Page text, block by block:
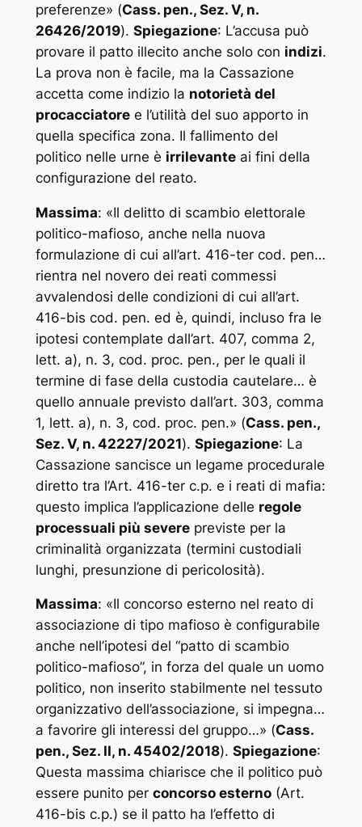
preferenze» (Cass. pen., Sez. V, n.
26426/2019). Spiegazione: L’accusa può
provare il patto illecito anche solo con indizi.
La prova non è facile, ma la Cassazione
accetta come indizio la notorietà del
procacciatoree l’utilità del suo apporto in
quella specifica zona. Il fallimento del
politico nelle urne è irrilevanteai fini della
configurazione del reato.
Massima: «Il delitto di scambio elettorale
politico-mafioso, anche nella nuova
formulazione di cui all’art. 416-ter cod. pen…
rientra nel novero dei reati commessi
avvalendosi delle condizioni di cui all’art.
416-bis cod. pen. ed è, quindi, incluso fra le
ipotesi contemplate dall’art. 407, comma 2,
lett. a), n. 3, cod. proc. pen., per le quali il
termine di fase della custodia cautelare… è
quello annuale previsto dall’art. 303, comma
1, lett. a), n. 3, cod. proc. pen.» (Cass. pen.,
Sez. V, n. 42227/2021). Spiegazione: La
Cassazione sancisce un legame procedurale
diretto tra l’Art. 416-ter c.p. e i reati di mafia:
questo implica l’applicazione delle regole
processuali più severepreviste per la
criminalità organizzata (termini custodiali
lunghi, presunzione di pericolosità).
Massima: «Il concorso esterno nel reato di
associazione di tipo mafioso è configurabile
anche nell’ipotesi del “patto di scambio
politico-mafioso”, in forza del quale un uomo
politico, non inserito stabilmente nel tessuto
organizzativo dell’associazione, si impegna…
a favorire gli interessi del gruppo…» (Cass.
pen., Sez. II, n. 45402/2018). Spiegazione:
Questa massima chiarisce che il politico può
essere punito per concorso esterno(Art.
416-bis c.p.) se il patto ha l’effetto di